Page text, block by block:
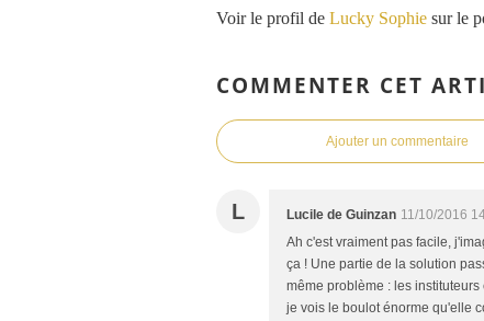
Voir le profil de Lucky Sophie sur le
COMMENTER CET
Ajouter un commentaire
L Lucile de Guinzan 11/10/2016
Ah c'est vraiment pas facile,
ça ! Une partie de la solution
même problème : les
je vois le boulot énorme qu'elle